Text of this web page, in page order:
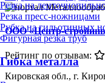
Резка на
Резка пресс-ножницами
Рубка на гильотинных
Фигурная резка труб
Гибка металла
ООО «Центр-
Рейтинг по отзывам:
Кировская обл., г.